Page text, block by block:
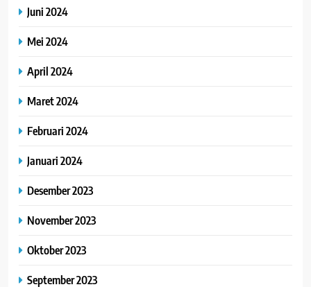
Juni 2024
Mei 2024
April 2024
Maret 2024
Februari 2024
Januari 2024
Desember 2023
November 2023
Oktober 2023
September 2023